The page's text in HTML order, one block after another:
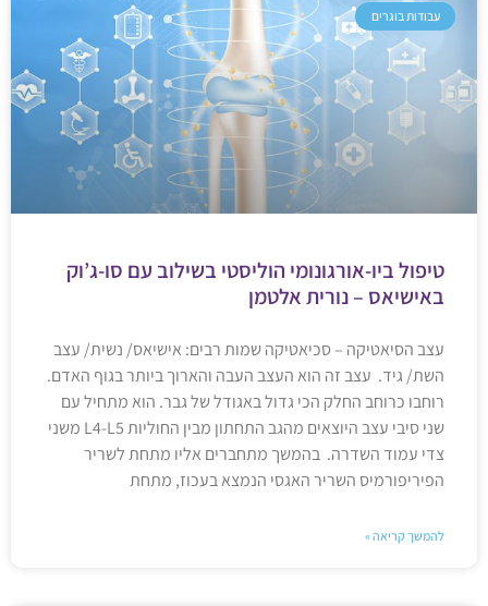
עבודות בוגרים
טיפול ביו-אורגונומי הוליסטי בשילוב עם סו-ג’וק
באישיאס – נורית אלטמן
עצב הסיאטיקה – סכיאטיקה שמות רבים: אישיאס/ נשית/ עצב
השת/ גיד. עצב זה הוא העצב העבה והארוך ביותר בגוף האדם.
רוחבו כרוחב החלק הכי גדול באגודל של גבר. הוא מתחיל עם
שני סיבי עצב היוצאים מהגב התחתון מבין החוליות L4-L5 משני
צדי עמוד השדרה. בהמשך מתחברים אליו מתחת לשריר
הפיריפורמיס השריר האגסי הנמצא בעכוז, מתחת
להמשך קריאה »